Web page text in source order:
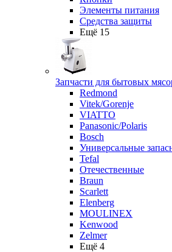
Элементы питания
Средства защиты
Ещё 15
Запчасти для бытовых
Redmond
Vitek/Gorenje
VIATTO
Panasonic/Polaris
Bosch
Универсальные
Tefal
Отечественные
Braun
Scarlett
Elenberg
MOULINEX
Kenwood
Zelmer
Ещё 4